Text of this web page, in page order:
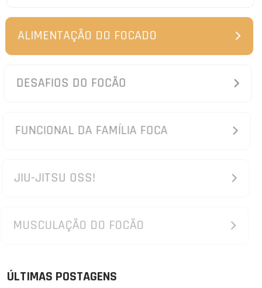
ALIMENTAÇÃO DO FOCADO
DESAFIOS DO FOCÃO
FUNCIONAL DA FAMÍLIA FOCA
JIU-JITSU OSS!
MUSCULAÇÃO DO FOCÃO
ÚLTIMAS POSTAGENS